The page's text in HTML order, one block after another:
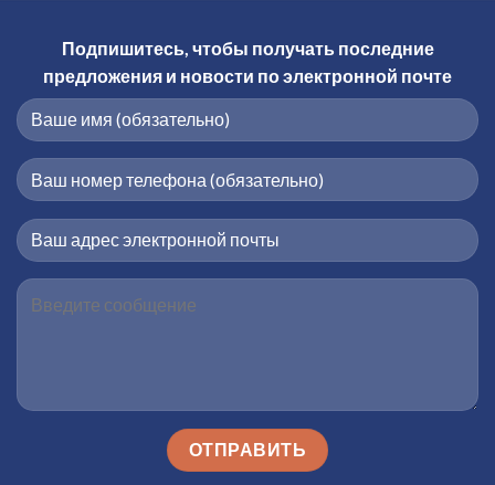
Подпишитесь, чтобы получать последние
предложения и новости по электронной почте